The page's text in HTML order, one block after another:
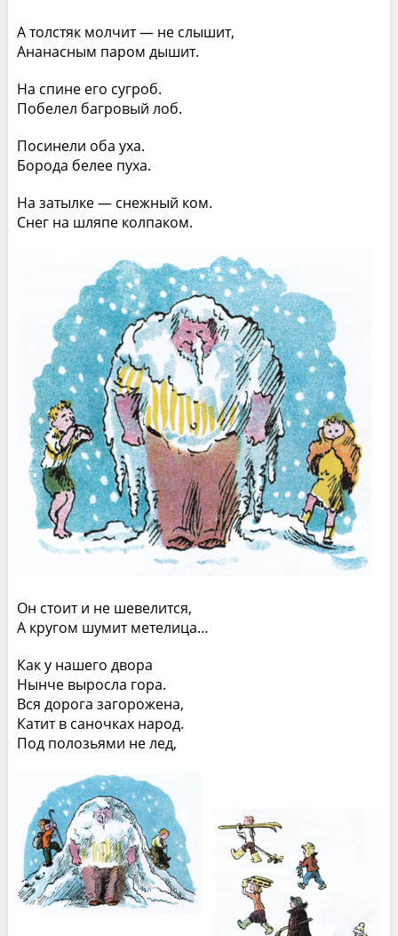
А толстяк молчит — не слышит,
Ананасным паром дышит.
На спине его сугроб.
Побелел багровый лоб.
Посинели оба уха.
Борода белее пуха.
На затылке — снежный ком.
Снег на шляпе колпаком.
Он стоит и не шевелится,
А кругом шумит метелица…
Как у нашего двора
Нынче выросла гора.
Вся дорога загорожена,
Катит в саночках народ.
Под полозьями не лед,